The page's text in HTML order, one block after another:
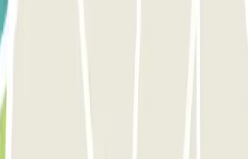
podrás hacer uso de toda la red de
operador disponibles en Parclick.
podrás entrar y salir del parking todas